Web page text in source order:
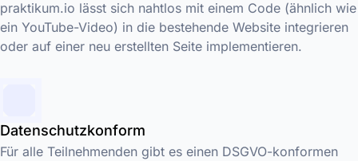
praktikum.io lässt sich nahtlos mit einem Code (ähnlich wie
ein YouTube-Video) in die bestehende Website integrieren
oder auf einer neu erstellten Seite implementieren.
Datenschutzkonform
Für alle Teilnehmenden gibt es einen DSGVO-konformen